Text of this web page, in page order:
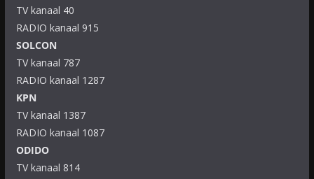
TV kanaal 40
RADIO kanaal 915
SOLCON
TV kanaal 787
RADIO kanaal 1287
KPN
TV kanaal 1387
RADIO kanaal 1087
ODIDO
TV kanaal 814